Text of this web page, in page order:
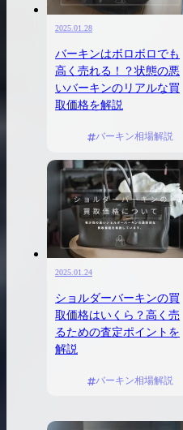
2025.01.28
バーキンはボロボロでも
高く売れる！？状態の悪
いバーキンのリアルな買
取価格を解説
バーキン相場解説
2025.01.24
ショルダーバーキンの買
取価格はいくら？高く売
るための査定ポイントを
解説
バーキン相場解説